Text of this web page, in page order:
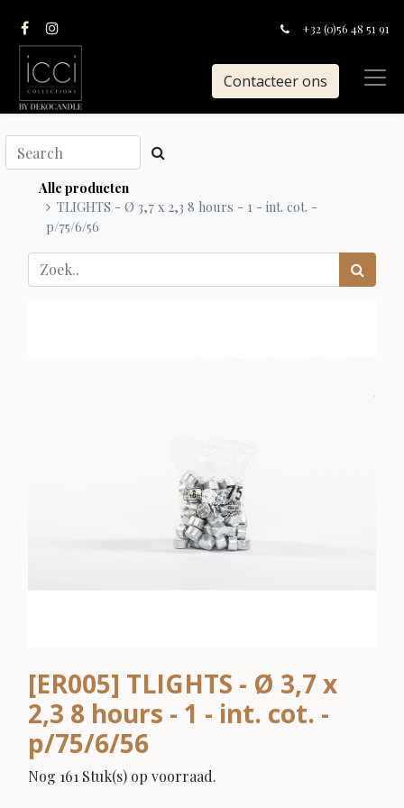
+32 (0)56 48 51 91
Contacteer ons
Alle producten
TLIGHTS - Ø 3,7 x 2,3 8 hours - 1 - int. cot. -
p/75/6/56
[ER005] TLIGHTS - Ø 3,7 x
2,3 8 hours - 1 - int. cot. -
p/75/6/56
Nog 161 Stuk(s) op voorraad.